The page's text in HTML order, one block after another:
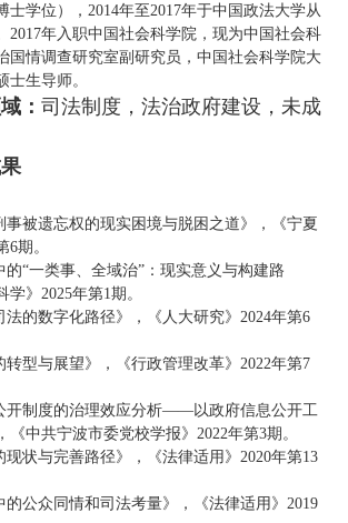
士学位），2014年至2017年于中国政法大学从
2017年入职中国社会科学院，现为中国社会科
国情调查研究室副研究员，中国社会科学院大
士生导师。
： 司法制度，法治政府建设，未成
事被遗忘权的现实困境与脱困之道》，《宁夏
6期。
的“一类事、全域治”：现实意义与构建路
》2025年第1期。
法的数字化路径》，《人大研究》2024年第6
转型与展望》，《行政管理改革》2022年第7
开制度的治理效应分析——以政府信息公开工
《中共宁波市委党校学报》2022年第3期。
现状与完善路径》，《法律适用》2020年第13
的公众同情和司法考量》，《法律适用》2019